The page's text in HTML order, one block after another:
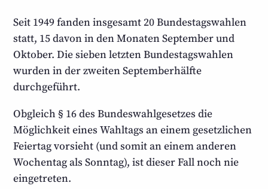
Seit 1949 fanden insgesamt 20 Bundestagswahlen
statt, 15 davon in den Monaten September und
Oktober. Die sieben letzten Bundestagswahlen
wurden in der zweiten Septemberhälfte
durchgeführt.
Obgleich § 16 des Bundeswahlgesetzes die
Möglichkeit eines Wahltags an einem gesetzlichen
Feiertag vorsieht (und somit an einem anderen
Wochentag als Sonntag), ist dieser Fall noch nie
eingetreten.